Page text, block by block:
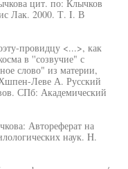
цит. по: Клычков
Лак. 2000. Т. I. В
провидцу <...>, как
в ''созвучие" с
слово" из материи,
Хшпен-Леве А. Русский
СПб: Академический
Автореферат на
наук. H.